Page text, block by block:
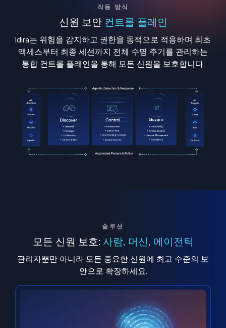
작동 방식
신원 보안 컨트롤 플레인
Idira는 위험을 감지하고 권한을 동적으로 적용하며 최초
액세스부터 최종 세션까지 전체 수명 주기를 관리하는
통합 컨트롤 플레인을 통해 모든 신원을 보호합니다.
솔루션
모든 신원 보호: 사람, 머신, 에이전틱
관리자뿐만 아니라 모든 중요한 신원에 최고 수준의 보
안으로 확장하세요.